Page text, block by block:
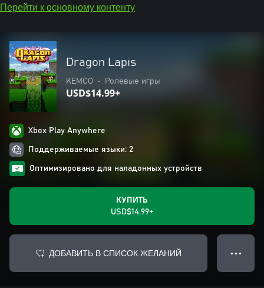
Перейти к основному контенту
Dragon Lapis
KEMCO • Ролевые игры
USD$14.99+
Xbox Play Anywhere
Поддерживаемые языки: 2
Оптимизировано для наладонных устройств
КУПИТЬ
USD$14.99+
ДОБАВИТЬ В СПИСОК ЖЕЛАНИЙ ● ● ●